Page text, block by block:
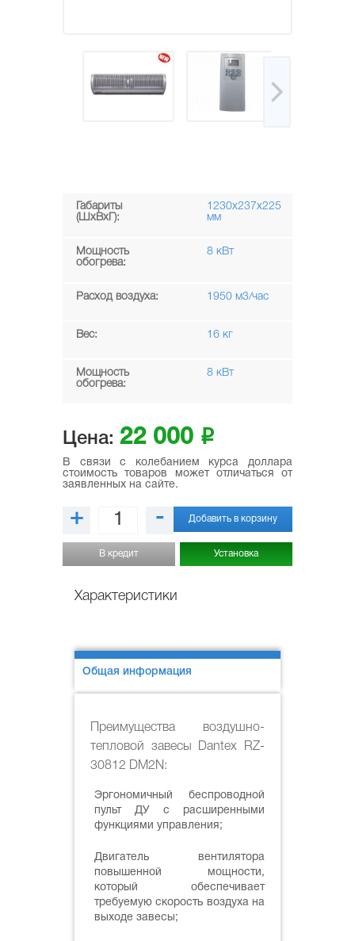
Габариты
(ШxВxГ):
1230х237х225
мм
Мощность
обогрева:
8 кВт
Расход воздуха: 1950 м3/час
Вес: 16 кг
Мощность
обогрева:
8 кВт
Цена: 22 000 i
В связи с колебанием курса доллара
стоимость товаров может отличаться от
заявленных на сайте.
+ - Добавить в корзину
В кредит Установка
Характеристики
Общая информация
Преимущества воздушно-
тепловой завесы Dantex RZ-
30812 DM2N:
Эргономичный беспроводной
пульт ДУ с расширенными
функциями управления;
Двигатель вентилятора
повышенной мощности,
который обеспечивает
требуемую скорость воздуха на
выходе завесы;